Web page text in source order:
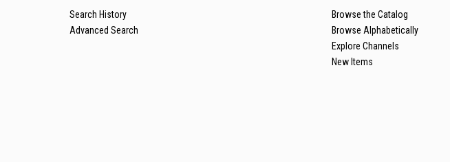
Search History
Advanced Search
Browse the Catalog
Browse Alphabetically
Explore Channels
New Items